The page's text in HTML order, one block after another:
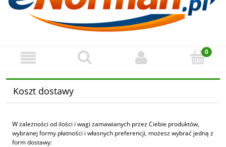
Koszt dostawy
W zależności od ilości i wagi zamawianych przez Ciebie produktów,
wybranej formy płatności i własnych preferencji, możesz wybrać jedną z
form dostawy: